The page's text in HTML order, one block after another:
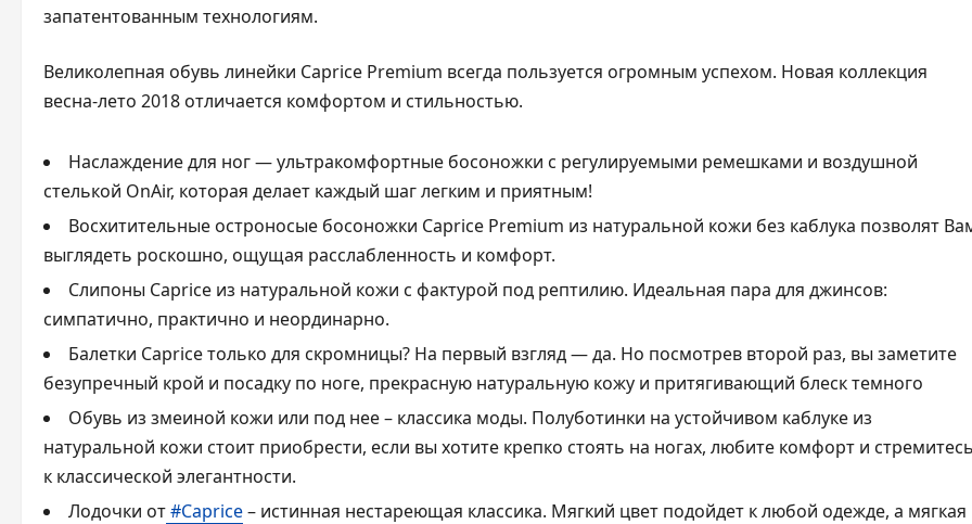
запатентованным технологиям.
Великолепная обувь линейки Caprice Premium всегда пользуется огромным успехом. Новая коллекция
весна-лето 2018 отличается комфортом и стильностью.
Наслаждение для ног — ультракомфортные босоножки с регулируемыми ремешками и воздушной
стелькой OnAir, которая делает каждый шаг легким и приятным!
Восхитительные остроносые босоножки Caprice Premium из натуральной кожи без каблука позволят
выглядеть роскошно, ощущая расслабленность и комфорт.
Слипоны Caprice из натуральной кожи с фактурой под рептилию. Идеальная пара для джинсов:
симпатично, практично и неординарно.
Балетки Caprice только для скромницы? На первый взгляд — да. Но посмотрев второй раз, вы заметите
безупречный крой и посадку по ноге, прекрасную натуральную кожу и притягивающий блеск темного
Обувь из змеиной кожи или под нее – классика моды. Полуботинки на устойчивом каблуке из
натуральной кожи стоит приобрести, если вы хотите крепко стоять на ногах, любите комфорт и
к классической элегантности.
Лодочки от#Caprice– истинная нестареющая классика. Мягкий цвет подойдет к любой одежде, а мягкая